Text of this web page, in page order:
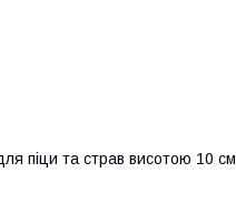
піци та страв висотою 10 см